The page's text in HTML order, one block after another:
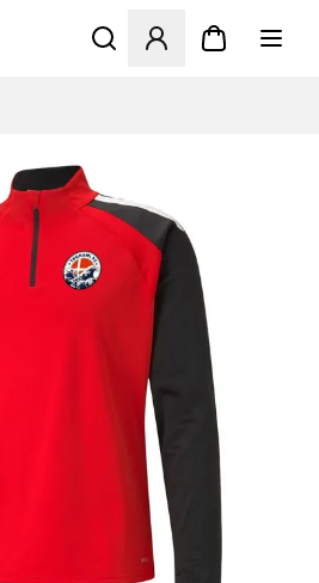
Åbner en Modal til at